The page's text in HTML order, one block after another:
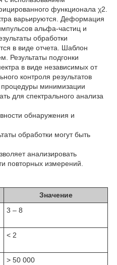
функционала χ2.
варьируются. Деформация
альфа-частиц и
обработки
в виде отчета. Шаблон
Результаты подгонки
в виде независимых от
контроля результатов
минимизации
для спектрального анализа
обнаружения и
обработки могут быть
анализировать
повторных измерений.
Значение
3 – 8
< 2
> 50 000